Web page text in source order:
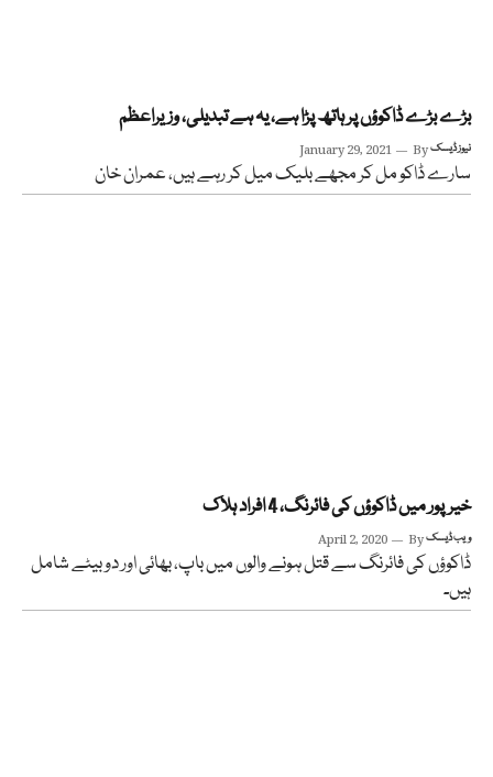
بڑے بڑے ڈاکوؤں پر ہاتھ پڑا ہے، یہ ہے تبدیلی، وزیراعظم
January 29, 2021 Byنیوز ڈیسک
سارے ڈاکو مل کر مجھے بلیک میل کر رہے ہیں، عمران خان
خیرپور میں ڈاکوؤں کی فائرنگ، 4 افراد ہلاک
April 2, 2020 Byویب ڈیسک
ڈاکوؤں کی فائرنگ سے قتل ہونے والوں میں باپ، بھائی اور دو بیٹے شامل
ہیں۔